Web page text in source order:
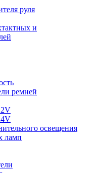
руля
и
ремней
освещения
ламп